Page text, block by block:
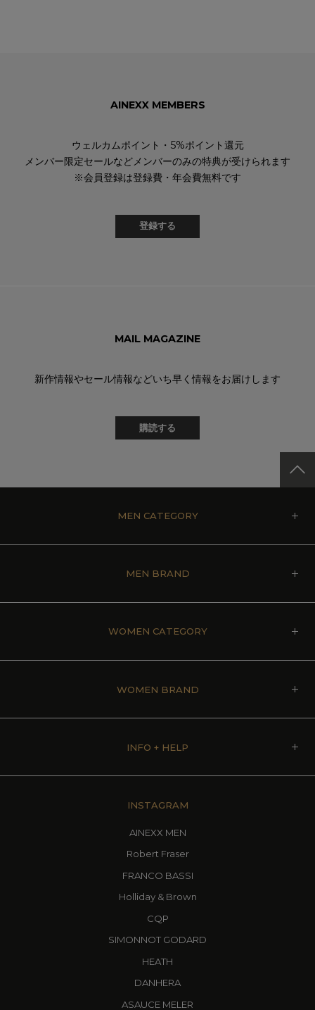
AINEXX MEMBERS
ウェルカムポイント・5%ポイント還元
メンバー限定セールなどメンバーのみの特典が受けられます
※会員登録は登録費・年会費無料です
登録する
MAIL MAGAZINE
新作情報やセール情報などいち早く情報をお届けします
購読する
MEN CATEGORY
MEN BRAND
WOMEN CATEGORY
WOMEN BRAND
INFO + HELP
INSTAGRAM
AINEXX MEN
Robert Fraser
FRANCO BASSI
Holliday & Brown
CQP
SIMONNOT GODARD
HEATH
DANHERA
ASAUCE MELER